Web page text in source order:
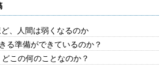
、人間は弱くなるのか
る準備ができているのか？
この何のことなのか？